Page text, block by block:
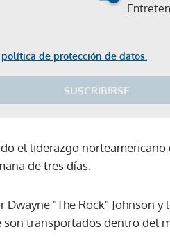
política de protección de datos.
SUSCRIBIRSE
el liderazgo
de tres días.
"The Rock" Johnson y
transportados dentro del